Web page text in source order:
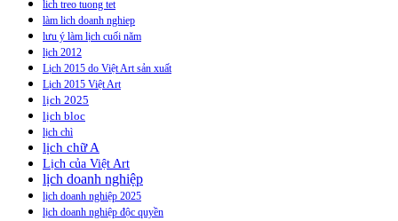
lich treo tuong tet
làm lich doanh nghiep
lưu ý làm lịch cuối năm
lịch 2012
Lịch 2015 do Việt Art sản xuất
Lịch 2015 Việt Art
lịch 2025
lịch bloc
lịch chì
lịch chữ A
Lịch của Việt Art
lịch doanh nghiệp
lịch doanh nghiệp 2025
lịch doanh nghiệp độc quyền